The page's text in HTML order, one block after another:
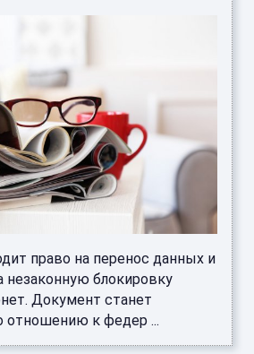
право на перенос данных и
блокировку
Документ станет
отношению к федер ...